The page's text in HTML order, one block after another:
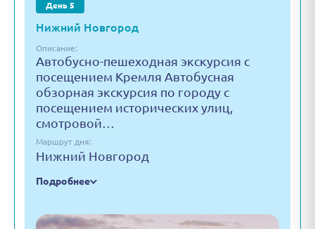
День 5
Нижний Новгород
Описание:
Автобусно-пешеходная экскурсия с
посещением Кремля Автобусная
обзорная экскурсия по городу с
посещением исторических улиц,
смотровой…
Маршрут дня:
Нижний Новгород
Подробнее